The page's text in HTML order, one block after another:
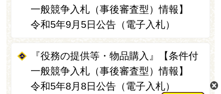
一般競争入札（事後審査型）情報】
令和5年9月5日公告（電子入札）
『役務の提供等・物品購入』【条件付
一般競争入札（事後審査型）情報】
令和5年8月8日公告（電子入札）